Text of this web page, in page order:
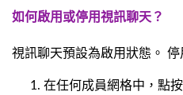
如何啟用或停用視訊聊天？
視訊聊天預設為啟用狀態。 停
在任何成員網格中，點按